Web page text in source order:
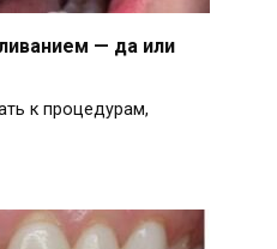
— да или
к процедурам,